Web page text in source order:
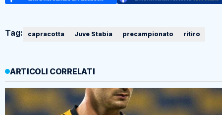
Tag: capracotta Juve Stabia precampionato ritiro
ARTICOLI CORRELATI